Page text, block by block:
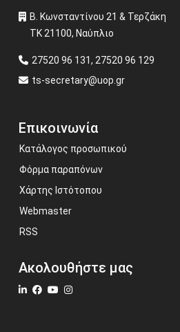
Β. Κωνσταντίνου 21 & Τερζάκη
ΤΚ 21100, Ναύπλιο
27520 96 131, 27520 96 129
ts-secretary@uop.gr
Επικοινωνία
Κατάλογος προσωπικού
Φόρμα παραπόνων
Χάρτης Ιστότοπου
Webmaster
RSS
Ακολουθήστε μας